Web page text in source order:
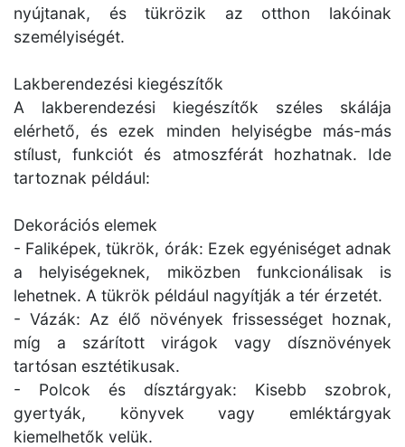
nyújtanak, és tükrözik az otthon lakóinak
személyiségét.
Lakberendezési kiegészítők
A lakberendezési kiegészítők széles skálája
elérhető, és ezek minden helyiségbe más-más
stílust, funkciót és atmoszférát hozhatnak. Ide
tartoznak például:
Dekorációs elemek
- Faliképek, tükrök, órák: Ezek egyéniséget adnak
a helyiségeknek, miközben funkcionálisak is
lehetnek. A tükrök például nagyítják a tér érzetét.
- Vázák: Az élő növények frissességet hoznak,
míg a szárított virágok vagy dísznövények
tartósan esztétikusak.
- Polcok és dísztárgyak: Kisebb szobrok,
gyertyák, könyvek vagy emléktárgyak
kiemelhetők velük.